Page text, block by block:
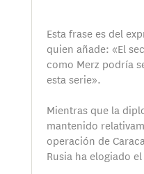
Esta frase es del
quien añade: «El
como Merz podría
esta serie».
Mientras que la
mantenido
operación de
Rusia ha elogiado